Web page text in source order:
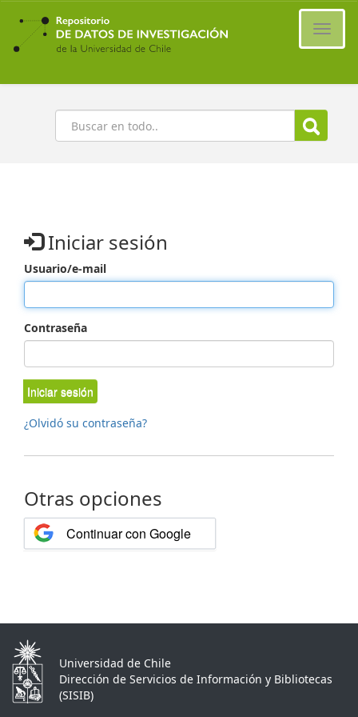
Ir
contenido
principal
Buscar
Iniciar sesión
Usuario/e-mail
Contraseña
Iniciar sesión
¿Olvidó su contraseña?
Otras opciones
Continuar con Google
Universidad de Chile
Dirección de Servicios de Información y Bibliotecas
(SISIB)